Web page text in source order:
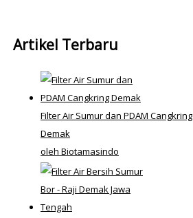
Artikel Terbaru
Filter Air Sumur dan PDAM Cangkring
Demak
oleh Biotamasindo